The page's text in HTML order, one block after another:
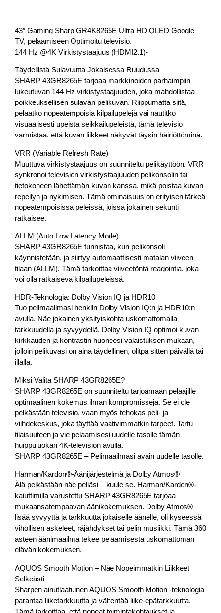
43″ Gaming Sharp GR4K8265E Ultra HD QLED Google
TV, pelaamiseen Optimoitu televisio.
144 Hz @4K Virkistystaajuus (HDMI2.1)-
Täydellistä Sulavuutta Jokaisessa Ruudussa
SHARP 43GR8265E tarjoaa markkinoiden parhaimpiin
lukeutuvan 144 Hz virkistystaajuuden, joka mahdollistaa
poikkeuksellisen sulavan pelikuvan. Riippumatta siitä,
pelaatko nopeatempoisia kilpailupelejä vai nautitko
visuaalisesti upeista seikkailupeleistä, tämä televisio
varmistaa, että kuvan liikkeet näkyvät täysin häiriöttöminä.
VRR (Variable Refresh Rate)
Muuttuva virkistystaajuus on suunniteltu pelikäyttöön. VRR
synkronoi television virkistystaajuuden pelikonsolin tai
tietokoneen lähettämän kuvan kanssa, mikä poistaa kuvan
repeilyn ja nykimisen. Tämä ominaisuus on erityisen tärkeä
nopeatempoisissa peleissä, joissa jokainen sekunti
ratkaisee.
ALLM (Auto Low Latency Mode)
SHARP 43GR8265E tunnistaa, kun pelikonsoli
käynnistetään, ja siirtyy automaattisesti matalan viiveen
tilaan (ALLM). Tämä tarkoittaa viiveetöntä reagointia, joka
voi olla ratkaiseva kilpailupeleissä.
HDR-Teknologia: Dolby Vision IQ ja HDR10
Tuo pelimaailmasi henkiin Dolby Vision IQ:n ja HDR10:n
avulla. Näe jokainen yksityiskohta uskomattomalla
tarkkuudella ja syvyydellä. Dolby Vision IQ optimoi kuvan
kirkkauden ja kontrastin huoneesi valaistuksen mukaan,
jolloin pelikuvasi on aina täydellinen, olitpa sitten päivällä tai
illalla.
Miksi Valita SHARP 43GR8265E?
SHARP 43GR8265E on suunniteltu tarjoamaan pelaajille
optimaalinen kokemus ilman kompromisseja. Se ei ole
pelkästään televisio, vaan myös tehokas peli- ja
viihdekeskus, joka täyttää vaativimmatkin tarpeet. Tartu
tilaisuuteen ja vie pelaamisesi uudelle tasolle tämän
huippuluokan 4K-television avulla.
SHARP 43GR8265E – Pelimaailmasi avain uudelle tasolle.
Harman/Kardon®-Äänijärjestelmä ja Dolby Atmos®
Älä pelkästään näe peliäsi – kuule se. Harman/Kardon®-
kaiuttimilla varustettu SHARP 43GR8265E tarjoaa
mukaansatempaavan äänikokemuksen. Dolby Atmos®
lisää syvyyttä ja tarkkuutta jokaiselle äänelle, oli kyseessä
vihollisen askeleet, räjähdykset tai pelin musiikki. Tämä 360
asteen äänimaailma tekee pelaamisesta uskomattoman
elävän kokemuksen.
AQUOS Smooth Motion – Näe Nopeimmatkin Liikkeet
Selkeästi
Sharpen ainutlaatuinen AQUOS Smooth Motion -teknologia
parantaa liiketarkkuutta ja vähentää liike-epätarkkuutta.
Tämä tarkoittaa, että nopeat toimintakohtaukset ja